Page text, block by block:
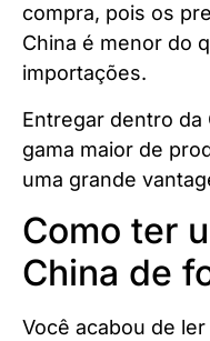
compra, pois os
China é menor do
importações.
Entregar dentro da
gama maior de
uma grande
Como ter
China de
Você acabou de